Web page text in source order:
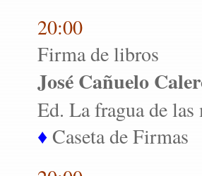
20:00
Firma de libros
José Cañuelo
Ed. La fragua de las
♦Caseta de Firmas